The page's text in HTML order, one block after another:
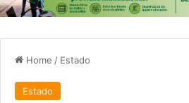
Home / Estado
Estado